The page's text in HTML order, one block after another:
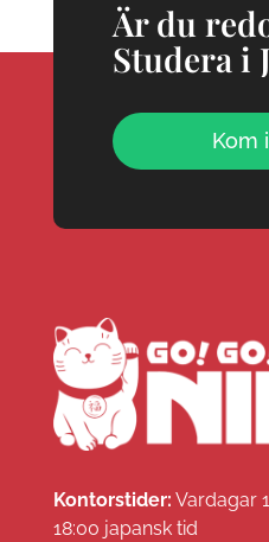
Är du
Studera i
Kom
Kontorstider: Vardagar
18:00 japansk tid